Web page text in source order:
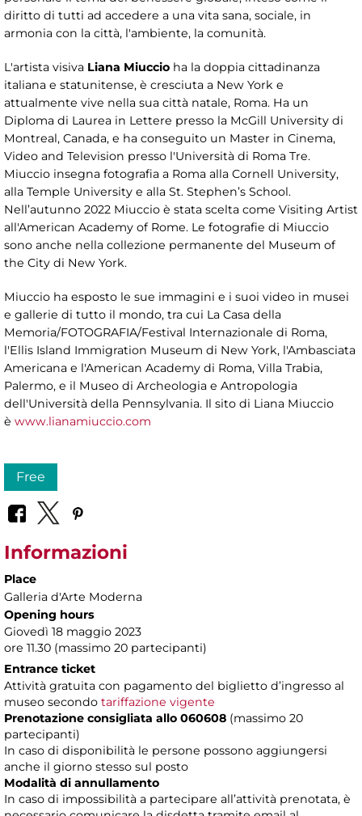
diritto di tutti ad accedere a una vita sana, sociale, in
armonia con la città, l'ambiente, la comunità.
L'artista visiva Liana Miuccio ha la doppia cittadinanza
italiana e statunitense, è cresciuta a New York e
attualmente vive nella sua città natale, Roma. Ha un
Diploma di Laurea in Lettere presso la McGill University di
Montreal, Canada, e ha conseguito un Master in Cinema,
Video and Television presso l'Università di Roma Tre.
Miuccio insegna fotografia a Roma alla Cornell University,
alla Temple University e alla St. Stephen’s School.
Nell’autunno 2022 Miuccio è stata scelta come Visiting Artist
all'American Academy of Rome. Le fotografie di Miuccio
sono anche nella collezione permanente del Museum of
the City di New York.
Miuccio ha esposto le sue immagini e i suoi video in musei
e gallerie di tutto il mondo, tra cui La Casa della
Memoria/FOTOGRAFIA/Festival Internazionale di Roma,
l'Ellis Island Immigration Museum di New York, l'Ambasciata
Americana e l'American Academy di Roma, Villa Trabia,
Palermo, e il Museo di Archeologia e Antropologia
dell'Università della Pennsylvania. Il sito di Liana Miuccio
è www.lianamiuccio.com
Free
Informazioni
Place
Galleria d'Arte Moderna
Opening hours
Giovedì 18 maggio 2023
ore 11.30 (massimo 20 partecipanti)
Entrance ticket
Attività gratuita con pagamento del biglietto d’ingresso al
museo secondo tariffazione vigente
Prenotazione consigliata allo 060608 (massimo 20
partecipanti)
In caso di disponibilità le persone possono aggiungersi
anche il giorno stesso sul posto
Modalità di annullamento
In caso di impossibilità a partecipare all’attività prenotata, è